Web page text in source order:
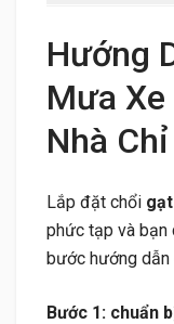
Hướng
Mưa
Nhà
Lắp đặt chổi
phức tạp và bạn
bước hướng dẫn
Bước 1: chuẩn